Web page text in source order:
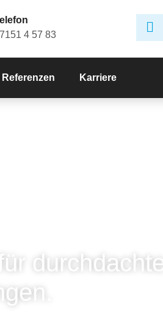
4 57 83
Referenzen Karriere
durchdachte